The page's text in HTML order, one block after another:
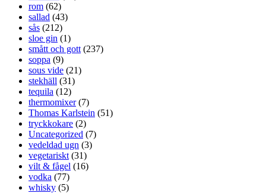
rom (62)
sallad (43)
sås (212)
sloe gin (1)
smått och gott (237)
soppa (9)
sous vide (21)
stekhäll (31)
tequila (12)
thermomixer(7)
Thomas Karlstein (51)
tryckkokare (2)
Uncategorized (7)
vedeldad ugn (3)
vegetariskt (31)
vilt & fågel (16)
vodka (77)
whisky (5)